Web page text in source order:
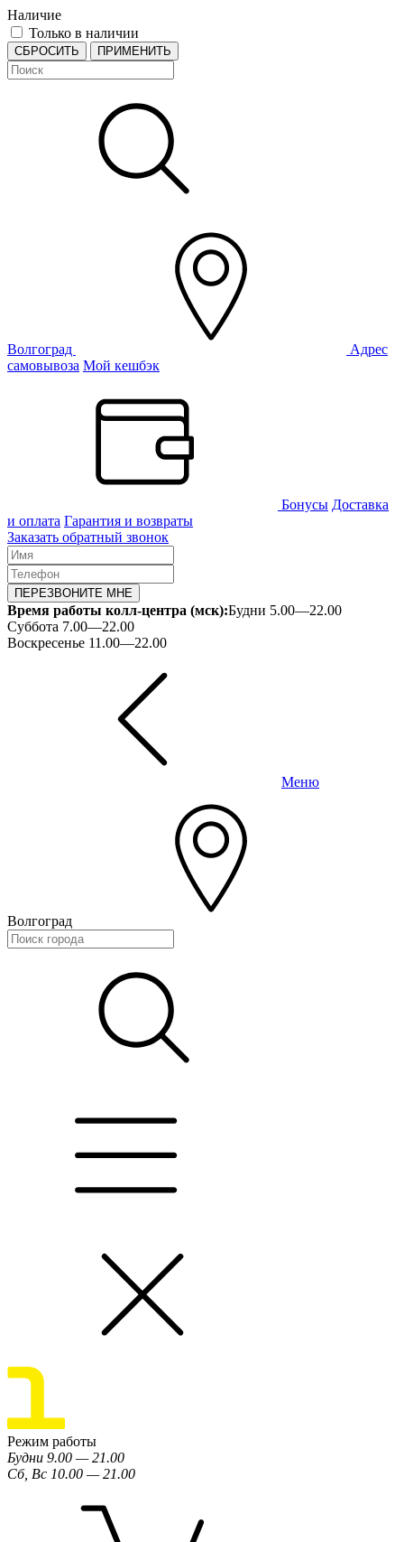
Наличие
Только в наличии
СБРОСИТЬ ПРИМЕНИТЬ
Волгоград
Адрес
самовывоза Мой кешбэк
Бонусы Доставка
и оплата Гарантия и возвраты
Заказать обратный звонок
ПЕРЕЗВОНИТЕ МНЕ
Время работы колл-центра (мск):Будни 5.00—22.00
Суббота 7.00—22.00
Воскресенье 11.00—22.00
Меню
Волгоград
Режим работы
Будни 9.00 — 21.00
Сб, Вс 10.00 — 21.00